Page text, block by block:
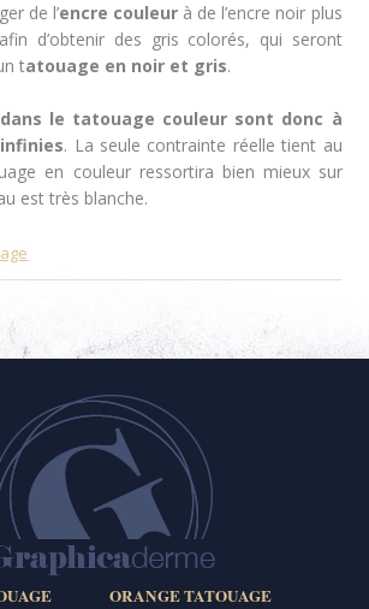
de l’encre couleur à de l’encre noir plus
d’obtenir des gris colorés, qui seront
tatouage en noir et gris.
le tatouage couleur sont donc à
. La seule contrainte réelle tient au
en couleur ressortira bien mieux sur
est très blanche.
ORANGE TATOUAGE